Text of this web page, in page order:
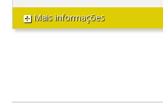
Mais informações